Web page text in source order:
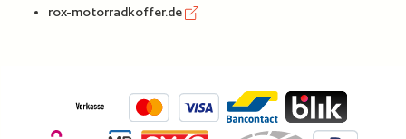
rox-motorradkoffer.de